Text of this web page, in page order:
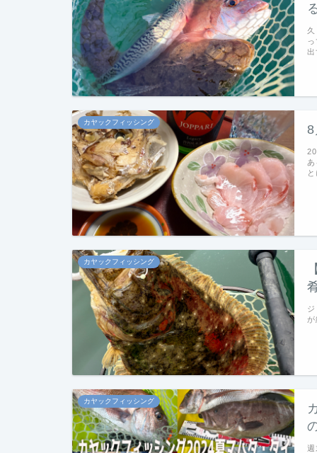
カヤックフィッシング
8
カヤックフィッシング
が
カヤックフィッシング
週